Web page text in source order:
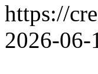
https://
2026-06-